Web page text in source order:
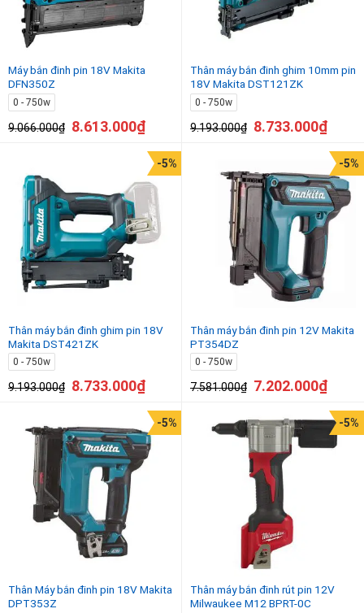
Máy bắn đinh pin 18V Makita
DFN350Z
0 - 750w
9.066.000₫ 8.613.000₫
Thân máy bắn đinh ghim 10mm pin
18V Makita DST121ZK
0 - 750w
9.193.000₫ 8.733.000₫
Thân máy bắn đinh ghim pin 18V
Makita DST421ZK
0 - 750w
9.193.000₫
-5%
8.733.000₫
Thân máy bắn đinh pin 12V Makita
PT354DZ
0 - 750w
7.581.000₫
-5%
7.202.000₫
Thân Máy bắn đinh pin 18V Makita
DPT353Z
-5%
Thân máy bắn đinh rút pin 12V
Milwaukee M12 BPRT-0C
-5%